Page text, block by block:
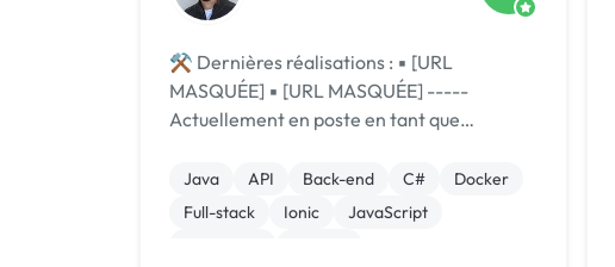
⚒️ Dernières réalisations : ▪ [URL
MASQUÉE] ▪ [URL MASQUÉE] -----
Actuellement en poste en tant que
recherche de missions à réaliser sur mon
temps libre. Fort de plusieurs années
Java API Back-end C#
Docker
Full-stack
Ionic
JavaScript